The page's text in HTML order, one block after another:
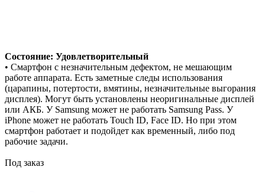
Состояние: Удовлетворительный
• Смартфон с незначительным дефектом, не мешающим
работе аппарата. Есть заметные следы использования
(царапины, потертости, вмятины, незначительные выгорания
дисплея). Могут быть установлены неоригинальные дисплей
или АКБ. У Samsung может не работать Samsung Pass. У
iPhone может не работать Touch ID, Face ID. Но при этом
смартфон работает и подойдет как временный, либо под
рабочие задачи.
Под заказ